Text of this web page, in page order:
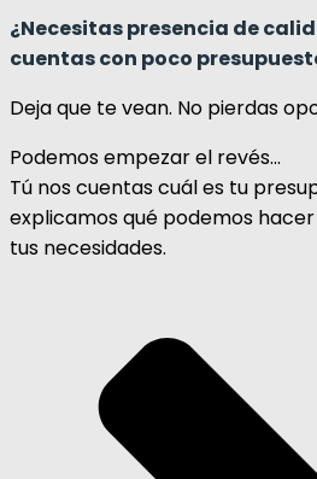
¿Necesitas presencia de
cuentas con poco
Deja que te vean. No pierdas
Podemos empezar el revés…
Tú nos cuentas cuál es tu
explicamos qué podemos
tus necesidades.